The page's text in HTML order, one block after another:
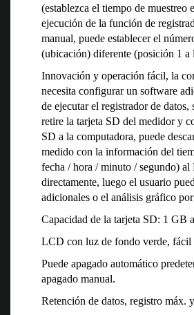
(establezca el tiempo de muestreo
ejecución de la función de
manual, puede establecer el
(ubicación) diferente (posición 1 a
Innovación y operación fácil, la
necesita configurar un software
de ejecutar el registrador de datos,
retire la tarjeta SD del medidor y
SD a la computadora, puede
medido con la información del
fecha / hora / minuto / segundo) al
directamente, luego el usuario
adicionales o el análisis gráfico
Capacidad de la tarjeta SD: 1 GB
LCD con luz de fondo verde, fácil
Puede apagado automático
apagado manual.
Retención de datos, registro máx.